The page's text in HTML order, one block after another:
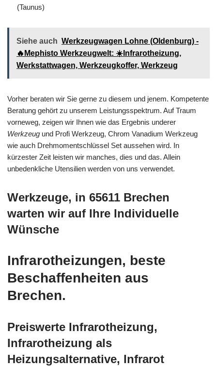
(Taunus)
Siehe auch Werkzeugwagen Lohne (Oldenburg) -
🔥Mephisto Werkzeugwelt: ☀️Infrarotheizung,
Werkstattwagen, Werkzeugkoffer, Werkzeug
Vorher beraten wir Sie gerne zu diesem und jenem. Kompetente
Beratung gehört zu unserem Leistungsspektrum. Auf Traum
vorneweg, zeigen wir Ihnen wie das Ergebnis underer
Werkzeug und Profi Werkzeug, Chrom Vanadium Werkzeug
wie auch Drehmomentschlüssel Set aussehen wird. In
kürzester Zeit leisten wir manches, dies und das. Allein
unbedenkliche Utensilien werden von uns verwendet.
Werkzeuge, in 65611 Brechen
warten wir auf Ihre Individuelle
Wünsche
Infrarotheizungen, beste
Beschaffenheiten aus
Brechen.
Preiswerte Infrarotheizung,
Infrarotheizung als
Heizungsalternative, Infrarot